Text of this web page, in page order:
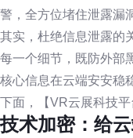
警，全方位堵住泄露漏
其实，杜绝信息泄露的
每一个细节，既防外部
核心信息在云端安安稳稳
下面，【VR云展科技平
技术加密：给